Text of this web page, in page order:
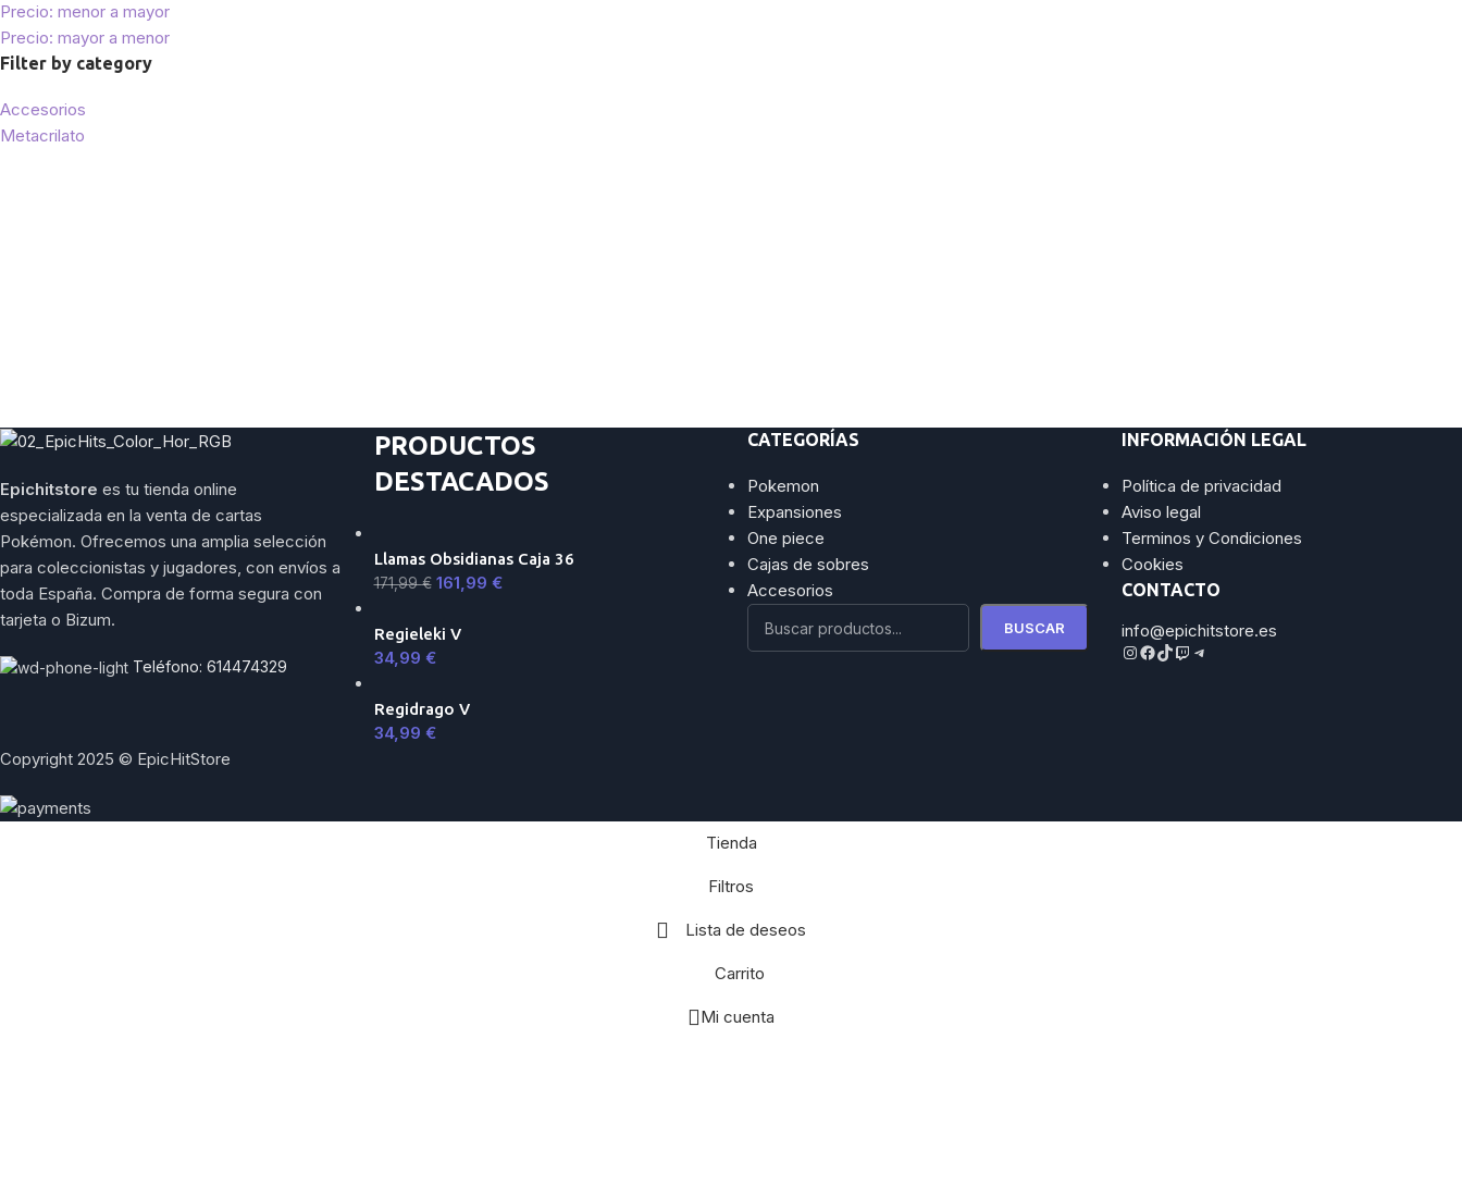
Precio: menor a mayor
Precio: mayor a menor
Filter by category
Accesorios
Metacrilato
Epichitstore es tu tienda online
especializada en la venta de cartas
Pokémon. Ofrecemos una amplia selección
para coleccionistas y jugadores, con envíos a
toda España. Compra de forma segura con
tarjeta o Bizum.
Teléfono: 614474329
PRODUCTOS
DESTACADOS
Llamas Obsidianas Caja 36
171,99€ 161,99 €
Regieleki V
34,99 €
Regidrago V
34,99 €
CATEGORÍAS
Pokemon
Expansiones
One piece
Cajas de sobres
Accesorios
BUSCAR
INFORMACIÓN LEGAL
Política de privacidad
Aviso legal
Terminos y Condiciones
Cookies
CONTACTO
info@epichitstore.es
Copyright 2025 © EpicHitStore
Tienda
Filtros
Lista de deseos
Carrito
Mi cuenta